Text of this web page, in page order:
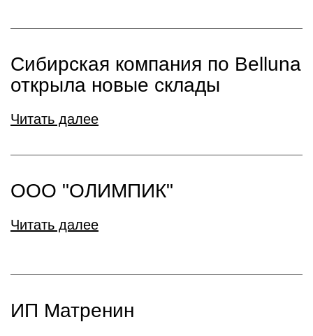
Сибирская компания по Belluna
открыла новые склады
Читать далее
ООО "ОЛИМПИК"
Читать далее
ИП Матренин